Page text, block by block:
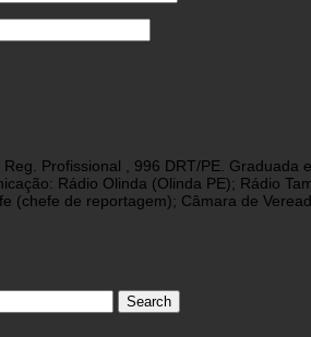
Profissional , 996 DRT/PE.
Rádio Olinda (Olinda PE); Rádio
(chefe de reportagem); Câmara de